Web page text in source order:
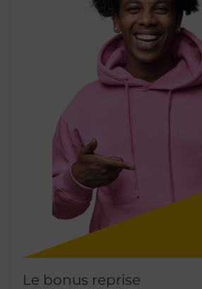
Le bonus reprise